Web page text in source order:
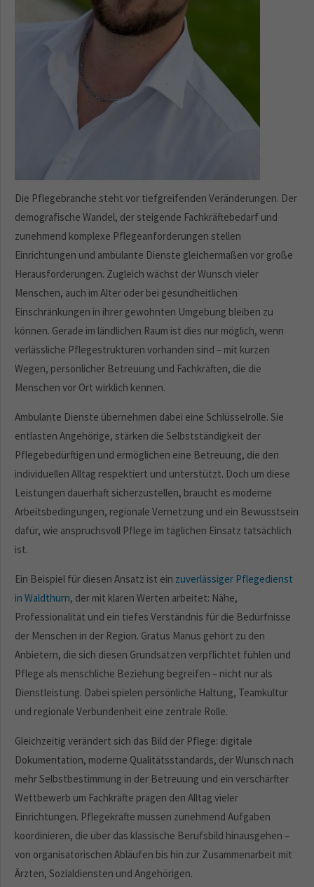
Die Pflegebranche steht vor tiefgreifenden Veränderungen. Der
demografische Wandel, der steigende Fachkräftebedarf und
zunehmend komplexe Pflegeanforderungen stellen
Einrichtungen und ambulante Dienste gleichermaßen vor große
Herausforderungen. Zugleich wächst der Wunsch vieler
Menschen, auch im Alter oder bei gesundheitlichen
Einschränkungen in ihrer gewohnten Umgebung bleiben zu
können. Gerade im ländlichen Raum ist dies nur möglich, wenn
verlässliche Pflegestrukturen vorhanden sind – mit kurzen
Wegen, persönlicher Betreuung und Fachkräften, die die
Menschen vor Ort wirklich kennen.
Ambulante Dienste übernehmen dabei eine Schlüsselrolle. Sie
entlasten Angehörige, stärken die Selbstständigkeit der
Pflegebedürftigen und ermöglichen eine Betreuung, die den
individuellen Alltag respektiert und unterstützt. Doch um diese
Leistungen dauerhaft sicherzustellen, braucht es moderne
Arbeitsbedingungen, regionale Vernetzung und ein Bewusstsein
dafür, wie anspruchsvoll Pflege im täglichen Einsatz tatsächlich
ist.
Ein Beispiel für diesen Ansatz ist ein zuverlässiger Pflegedienst
in Waldthurn, der mit klaren Werten arbeitet: Nähe,
Professionalität und ein tiefes Verständnis für die Bedürfnisse
der Menschen in der Region. Gratus Manus gehört zu den
Anbietern, die sich diesen Grundsätzen verpflichtet fühlen und
Pflege als menschliche Beziehung begreifen – nicht nur als
Dienstleistung. Dabei spielen persönliche Haltung, Teamkultur
und regionale Verbundenheit eine zentrale Rolle.
Gleichzeitig verändert sich das Bild der Pflege: digitale
Dokumentation, moderne Qualitätsstandards, der Wunsch nach
mehr Selbstbestimmung in der Betreuung und ein verschärfter
Wettbewerb um Fachkräfte prägen den Alltag vieler
Einrichtungen. Pflegekräfte müssen zunehmend Aufgaben
koordinieren, die über das klassische Berufsbild hinausgehen –
von organisatorischen Abläufen bis hin zur Zusammenarbeit mit
Ärzten, Sozialdiensten und Angehörigen.